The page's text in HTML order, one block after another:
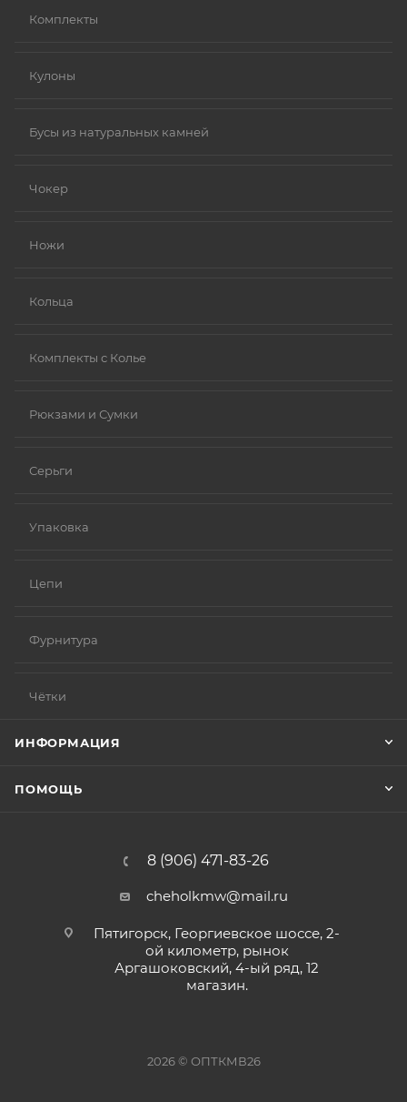
Комплекты
Кулоны
Бусы из натуральных камней
Чокер
Ножи
Кольца
Комплекты с Колье
Рюкзами и Сумки
Серьги
Упаковка
Цепи
Фурнитура
Чётки
ИНФОРМАЦИЯ
ПОМОЩЬ
8 (906) 471-83-26
cheholkmw@mail.ru
Пятигорск, Георгиевское шоссе, 2-
ой километр, рынок
Аргашоковский, 4-ый ряд, 12
магазин.
2026 © ОПТКМВ26